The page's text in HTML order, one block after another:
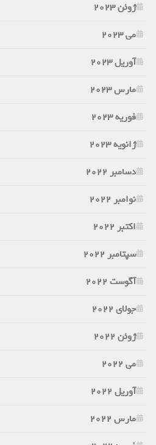
ژوئن 2023
می 2023
آوریل 2023
مارس 2023
فوریه 2023
ژانویه 2023
دسامبر 2022
نوامبر 2022
اکتبر 2022
سپتامبر 2022
آگوست 2022
جولای 2022
ژوئن 2022
می 2022
آوریل 2022
مارس 2022